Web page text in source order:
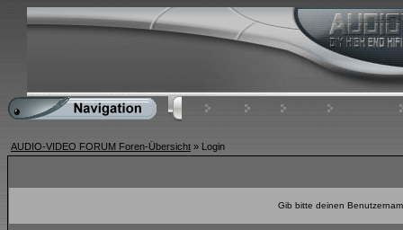
AUDIO-VIDEO FORUM Foren-Übersicht » Login
Gib bitte deinen